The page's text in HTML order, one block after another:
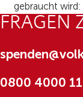
gebraucht wird:
FRAGEN
0800 4000 11